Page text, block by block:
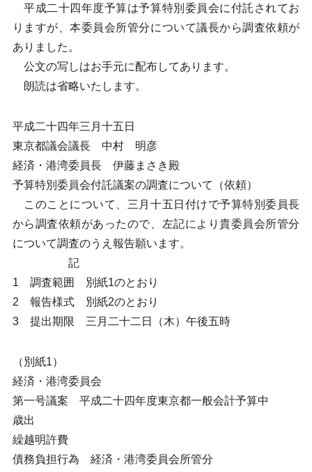
平成二十四年度予算は予算特別委員会に付託されてお
りますが、本委員会所管分について議長から調査依頼が
ありました。
公文の写しはお手元に配布してあります。
朗読は省略いたします。
平成二十四年三月十五日
東京都議会議長 中村 明彦
経済・港湾委員長 伊藤まさき殿
予算特別委員会付託議案の調査について（依頼）
このことについて、三月十五日付けで予算特別委員長
から調査依頼があったので、左記により貴委員会所管分
について調査のうえ報告願います。
記
1 調査範囲 別紙1のとおり
2 報告様式 別紙2のとおり
3 提出期限 三月二十二日（木）午後五時
（別紙1）
経済・港湾委員会
第一号議案 平成二十四年度東京都一般会計予算中
歳出
繰越明許費
債務負担行為 経済・港湾委員会所管分